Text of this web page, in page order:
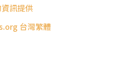
訊提供
台灣繁體